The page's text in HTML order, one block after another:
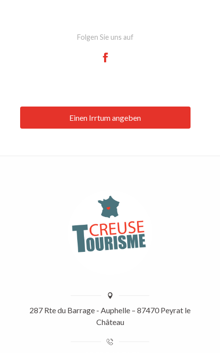
Folgen Sie uns auf
Einen Irrtum angeben
287 Rte du Barrage - Auphelle – 87470 Peyrat le
Château